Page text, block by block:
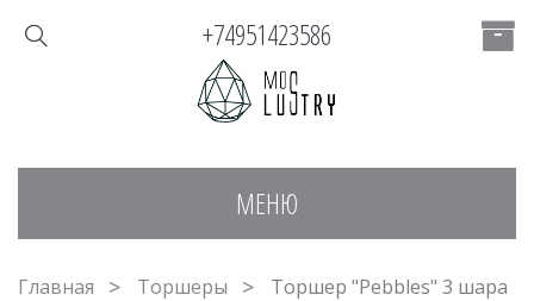
МЕНЮ
+74951423586
Главная Торшеры Торшер "Pebbles" 3 шара